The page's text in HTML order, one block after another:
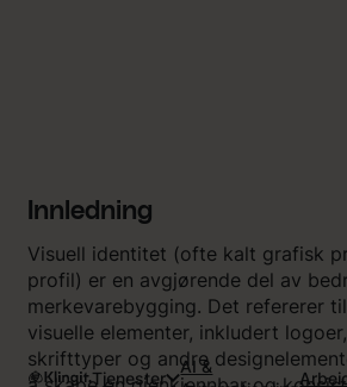
Tjenester
AI &
Innledning
Visuell identitet (ofte kalt grafisk
profil) er en avgjørende del av
merkevarebygging. Det refererer
visuelle elementer, inkludert
skrifttyper og andre